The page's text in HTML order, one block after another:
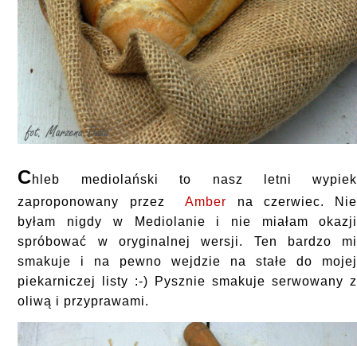
Chleb mediolański to nasz letni wypiek
zaproponowany przezAmber na czerwiec. Nie
byłam nigdy w Mediolanie i nie miałam okazji
spróbować w oryginalnej wersji. Ten bardzo mi
smakuje i na pewno wejdzie na stałe do mojej
piekarniczej listy :-) Pysznie smakuje serwowany z
oliwą i przyprawami.